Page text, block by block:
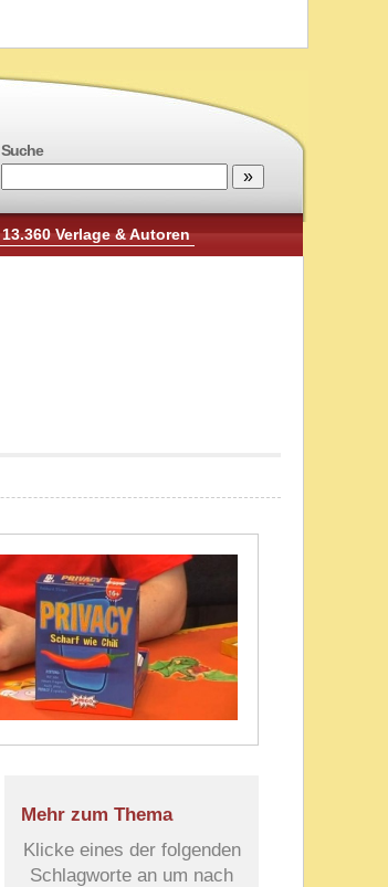
Suche
13.360 Verlage & Autoren
Mehr zum Thema
Klicke eines der folgenden
Schlagworte an um nach